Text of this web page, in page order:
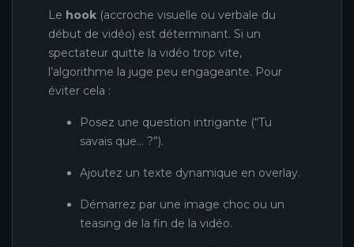
Le hook (accroche visuelle ou verbale du
début de vidéo) est déterminant. Si un
spectateur quitte la vidéo trop vite,
l’algorithme la juge peu engageante. Pour
éviter cela :
Posez une question intrigante (“Tu
savais que… ?”).
Ajoutez un texte dynamique en overlay.
Démarrez par une image choc ou un
teasing de la fin de la vidéo.